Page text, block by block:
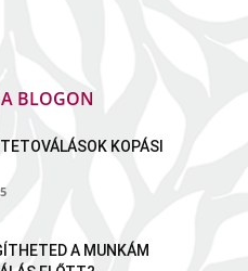
A BLOGON
KOPÁSI
A MUNKÁM